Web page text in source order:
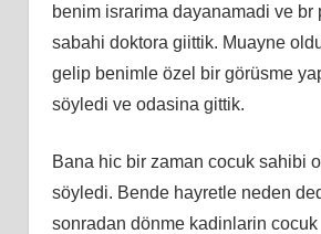
benim israrima dayanamadi ve br
sabahi doktora giittik. Muayne
gelip benimle özel bir görüsme
söyledi ve odasina gittik.
Bana hic bir zaman cocuk sahibi
söyledi. Bende hayretle neden
sonradan dönme kadinlarin cocuk